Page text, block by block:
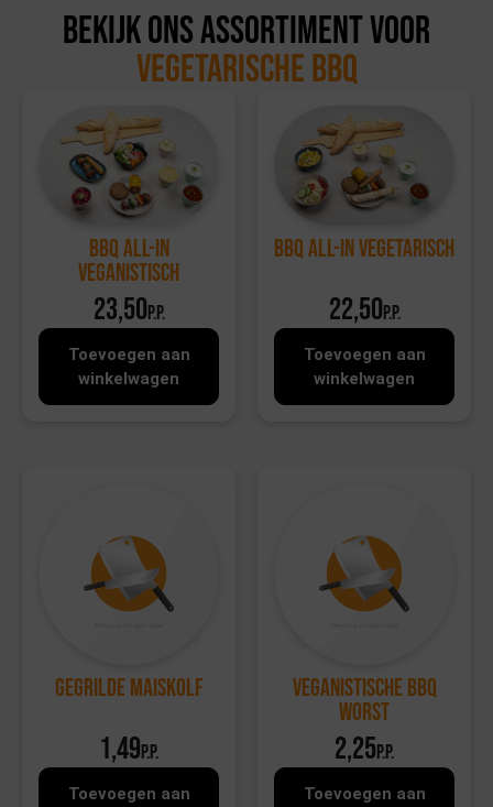
Bekijk ons assortiment voor
vegetarische BBQ
BBQ All-in
Veganistisch
23,50p.p.
Toevoegen aan
winkelwagen
BBQ All-in Vegetarisch
22,50p.p.
Toevoegen aan
winkelwagen
Gegrilde maiskolf
1,49p.p.
Toevoegen aan
Veganistische BBQ
worst
2,25p.p.
Toevoegen aan